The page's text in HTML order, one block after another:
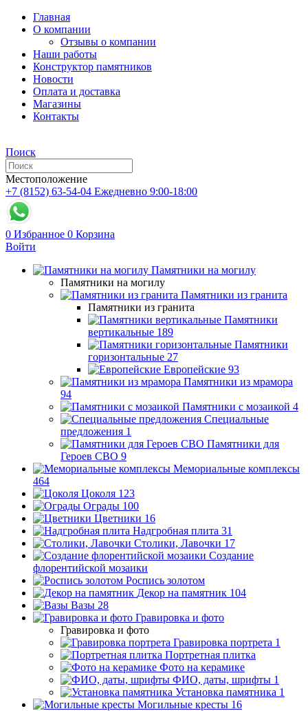
Главная
О компании
Отзывы о компании
Наши работы
Конструктор памятников
Новости
Оплата и доставка
Магазины
Контакты
Поиск
Местоположение
+7 (8152) 63-54-04 Ежедневно 9:00-18:00
0 Избранное 0 Корзина
Войти
Памятники на могилу
Памятники на могилу
Памятники из гранита
Памятники из гранита
Памятники
вертикальные 189
Памятники
горизонтальные 27
Европейские 93
Памятники из мрамора
94
Памятники с мозаикой 4
Специальные
предложения 1
Памятники для
Героев СВО 9
Мемориальные комплексы
464
Цоколя 123
Ограды 100
Цветники 16
Надгробная плита 31
Столики, Лавочки 17
Создание
флорентийской мозаики
Роспись золотом
Декор на памятник 104
Вазы 28
Гравировка и фото
Гравировка и фото
Гравировка портрета 1
Портретная плитка
Фото на керамике
ФИО, даты, шрифты 1
Установка памятника 1
Могильные кресты 16